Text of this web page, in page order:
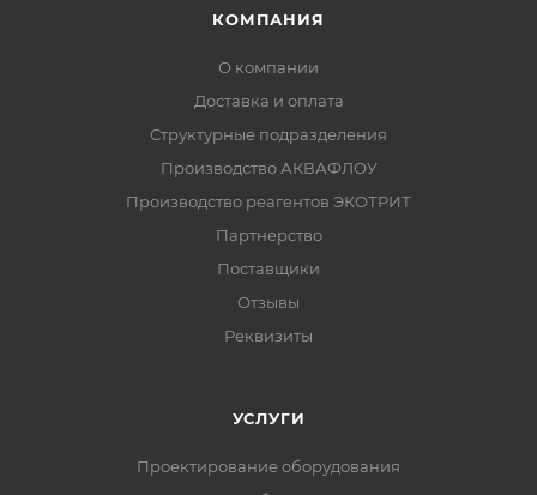
КОМПАНИЯ
О компании
Доставка и оплата
Структурные подразделения
Производство АКВАФЛОУ
Производство реагентов ЭКОТРИТ
Партнерство
Поставщики
Отзывы
Реквизиты
УСЛУГИ
Проектирование оборудования